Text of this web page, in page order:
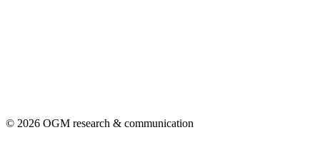
© 2026 OGM research & communication